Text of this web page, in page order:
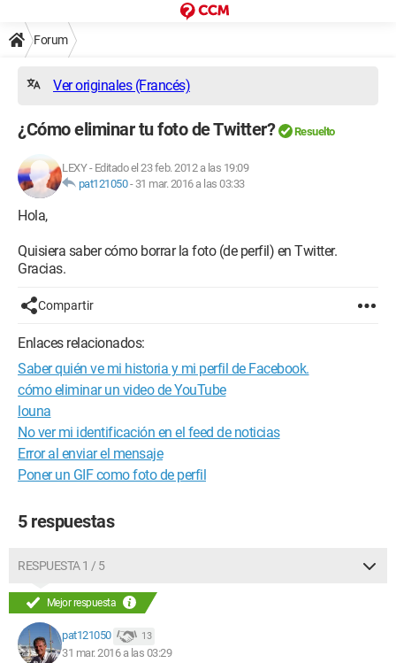
Forum
Ver originales (Francés)
¿Cómo eliminar tu foto de Twitter? Resuelto
LEXY- Editado el 23 feb. 2012 a las 19:09
pat121050- 31 mar. 2016 a las 03:33
Hola,
Quisiera saber cómo borrar la foto (de perfil) en Twitter.
Gracias.
Compartir
Enlaces relacionados:
Saber quién ve mi historia y mi perfil de Facebook.
cómo eliminar un video de YouTube
louna
No ver mi identificación en el feed de noticias
Error al enviar el mensaje
Poner un GIF como foto de perfil
5 respuestas
RESPUESTA 1 / 5
Mejor respuesta
pat121050 13
31 mar. 2016 a las 03:29